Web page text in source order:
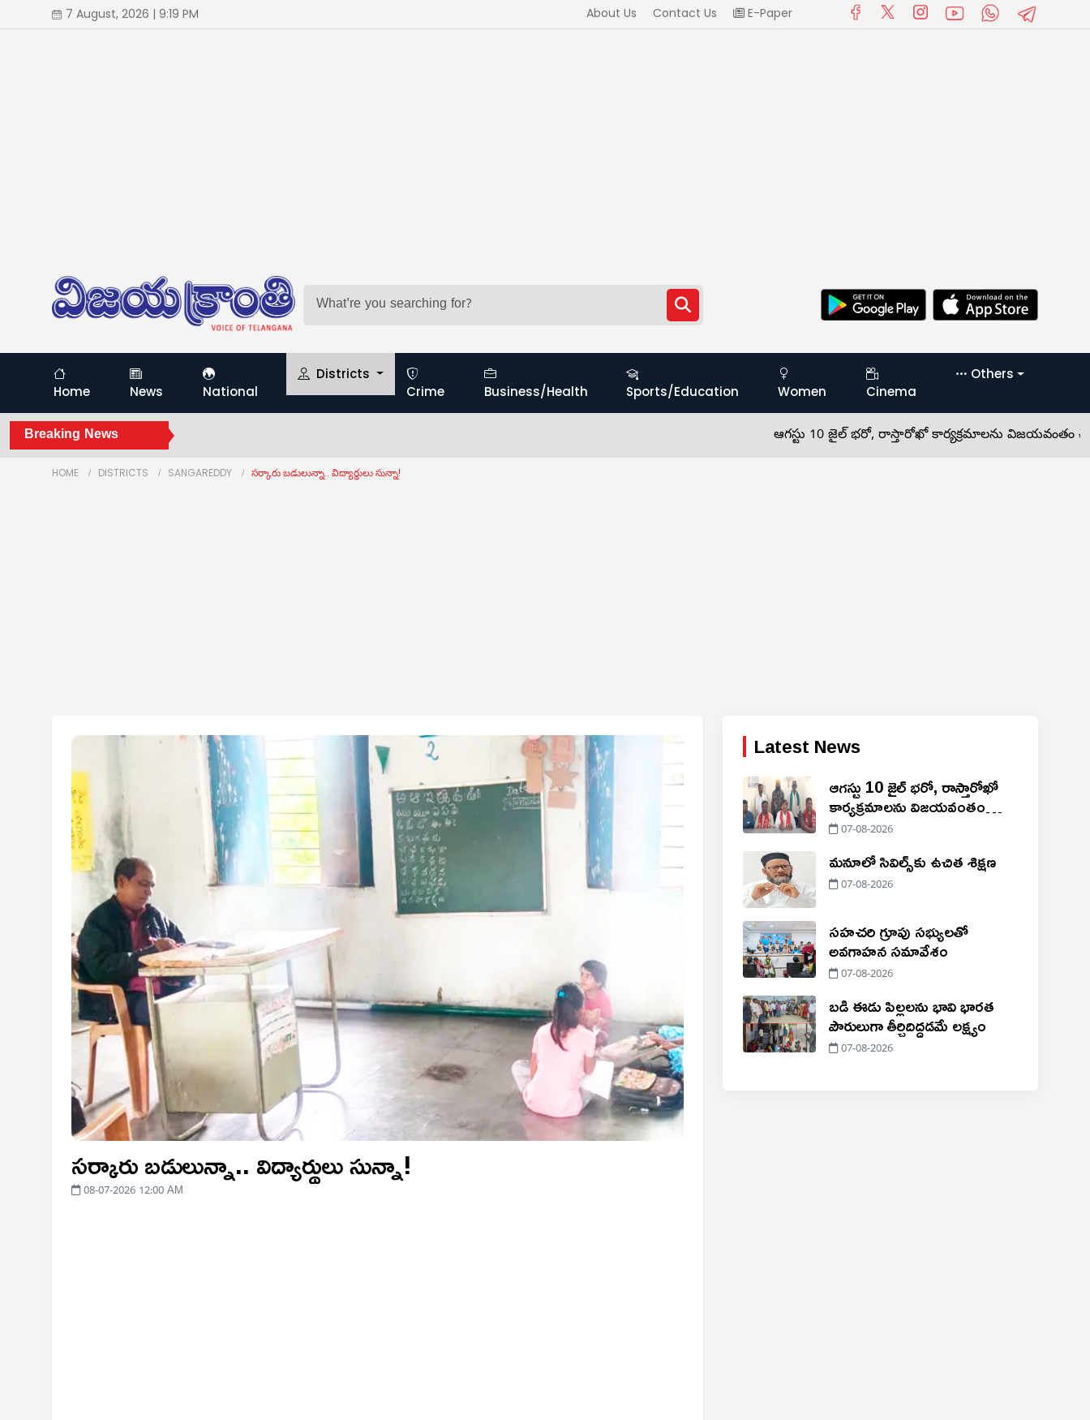
7 August, 2026 | 9:19 PM About Us Contact Us E-Paper
Home News National
Districts
Crime
Business/Health Sports/Education Women Cinema
Others
Breaking News ఆగస్టు 10 జైల్ భరో, రాస్తారోఖో కార్యక్రమాలను విజయవంతం
HOME DISTRICTS SANGAREDDY సర్కారు బడులున్నా.. విద్యార్థులు సున్నా!
సర్కారు బడులున్నా.. విద్యార్థులు సున్నా!
08-07-2026 12:00 AM
Latest News
ఆగస్టు 10 జైల్ భరో, రాస్తారోఖో
కార్యక్రమాలను విజయవంతం
చేయాలి
07-08-2026
మనూలో సివిల్స్‌కు ఉచిత శిక్షణ
07-08-2026
సహచరి గ్రూపు సభ్యులతో
అవగాహన సమావేశం
07-08-2026
బడి ఈడు పిల్లలను భావి భారత
పౌరులుగా తీర్చిదిద్దడమే లక్ష్యం
07-08-2026